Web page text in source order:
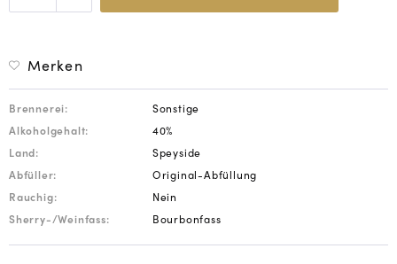
Merken
Brennerei:
Sonstige
Alkoholgehalt:
40%
Land:
Speyside
Abfüller:
Original-Abfüllung
Rauchig:
Nein
Sherry-/Weinfass:
Bourbonfass